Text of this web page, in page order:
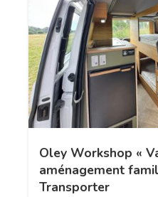
Oley Workshop «
aménagement
Transporter